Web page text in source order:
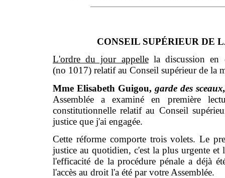
CONSEIL SUPÉRIEUR DE
L'ordre du jour appellela discussion en
(no 1017) relatif au Conseil supérieur de la
Mme Elisabeth Guigou, garde des
Assemblée a examiné en première
constitutionnelle relatif au Conseil
justice que j'ai engagée.
Cette réforme comporte trois volets. Le
justice au quotidien, c'est la plus urgente
l'efficacité de la procédure pénale a déjà
l'accès au droit l'a été par votre Assemblée.